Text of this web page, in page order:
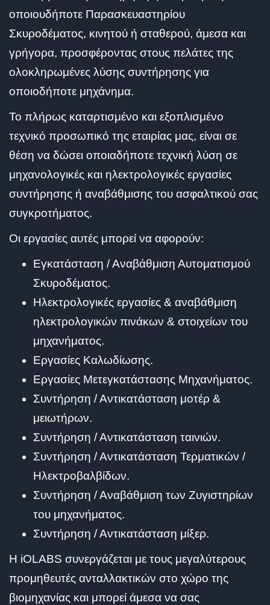
οποιουδήποτε Παρασκευαστηρίου
Σκυροδέματος, κινητού ή σταθερού, άμεσα και
γρήγορα, προσφέροντας στους πελάτες της
ολοκληρωμένες λύσης συντήρησης για
οποιοδήποτε μηχάνημα.
Το πλήρως καταρτισμένο και εξοπλισμένο
τεχνικό προσωπικό της εταιρίας μας, είναι σε
θέση να δώσει οποιαδήποτε τεχνική λύση σε
μηχανολογικές και ηλεκτρολογικές εργασίες
συντήρησης ή αναβάθμισης του ασφαλτικού σας
συγκροτήματος.
Οι εργασίες αυτές μπορεί να αφορούν:
Εγκατάσταση / Αναβάθμιση Αυτοματισμού
Σκυροδέματος.
Ηλεκτρολογικές εργασίες & αναβάθμιση
ηλεκτρολογικών πινάκων & στοιχείων του
μηχανήματος.
Εργασίες Καλωδίωσης.
Εργασίες Μετεγκατάστασης Μηχανήματος.
Συντήρηση / Αντικατάσταση μοτέρ &
μειωτήρων.
Συντήρηση / Αντικατάσταση ταινιών.
Συντήρηση / Αντικατάσταση Τερματικών /
Ηλεκτροβαλβίδων.
Συντήρηση / Αναβάθμιση των Ζυγιστηρίων
του μηχανήματος.
Συντήρηση / Αντικατάσταση μίξερ.
Η iOLABS συνεργάζεται με τους μεγαλύτερους
προμηθευτές ανταλλακτικών στο χώρο της
βιομηχανίας και μπορεί άμεσα να σας